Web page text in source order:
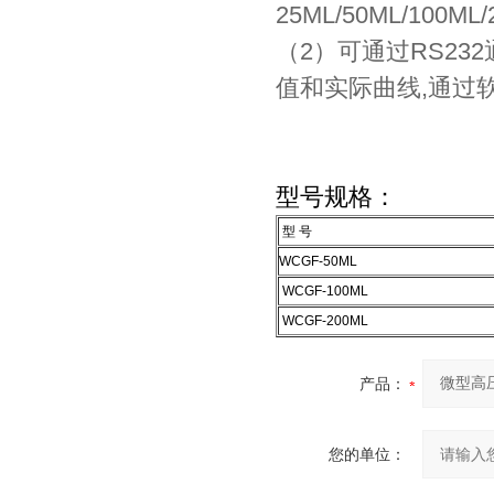
25ML/50ML/
（2）可通过
值和实际曲线,通过
型号规格：
型 号
WCGF-50ML
WCGF-100ML
WCGF-200ML
产品：
您的单位：